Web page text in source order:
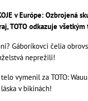
v Európe: Ozbrojená
TOTO odkazuje
Gáboríkovci čelia
neprežili!
vymenil za TOTO:
v bikinách!